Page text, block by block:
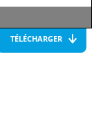
TÉLÉCHARGER